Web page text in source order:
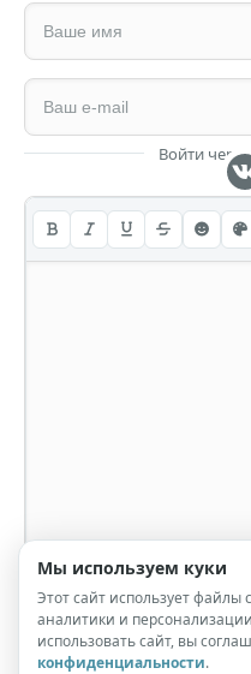
Войти
Мы используем куки
Этот сайт использует
аналитики и
использовать сайт, вы
конфиденциальности.